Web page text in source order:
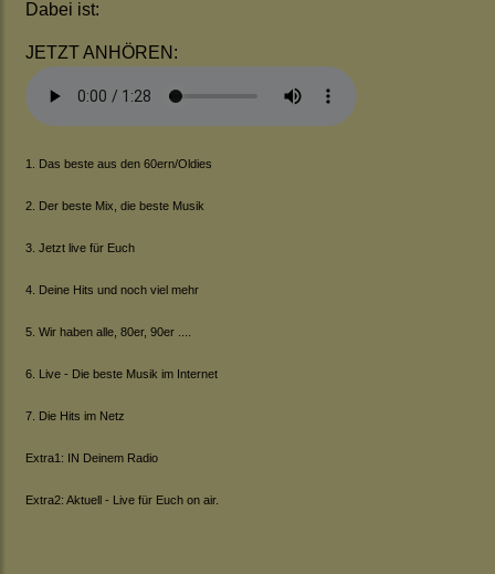
Dabei ist:
JETZT ANHÖREN:
1. Das beste aus den 60ern/Oldies
2. Der beste Mix, die beste Musik
3. Jetzt live für Euch
4. Deine Hits und noch viel mehr
5. Wir haben alle, 80er, 90er ....
6. Live - Die beste Musik im Internet
7. Die Hits im Netz
Extra1: IN Deinem Radio
Extra2: Aktuell - Live für Euch on air.